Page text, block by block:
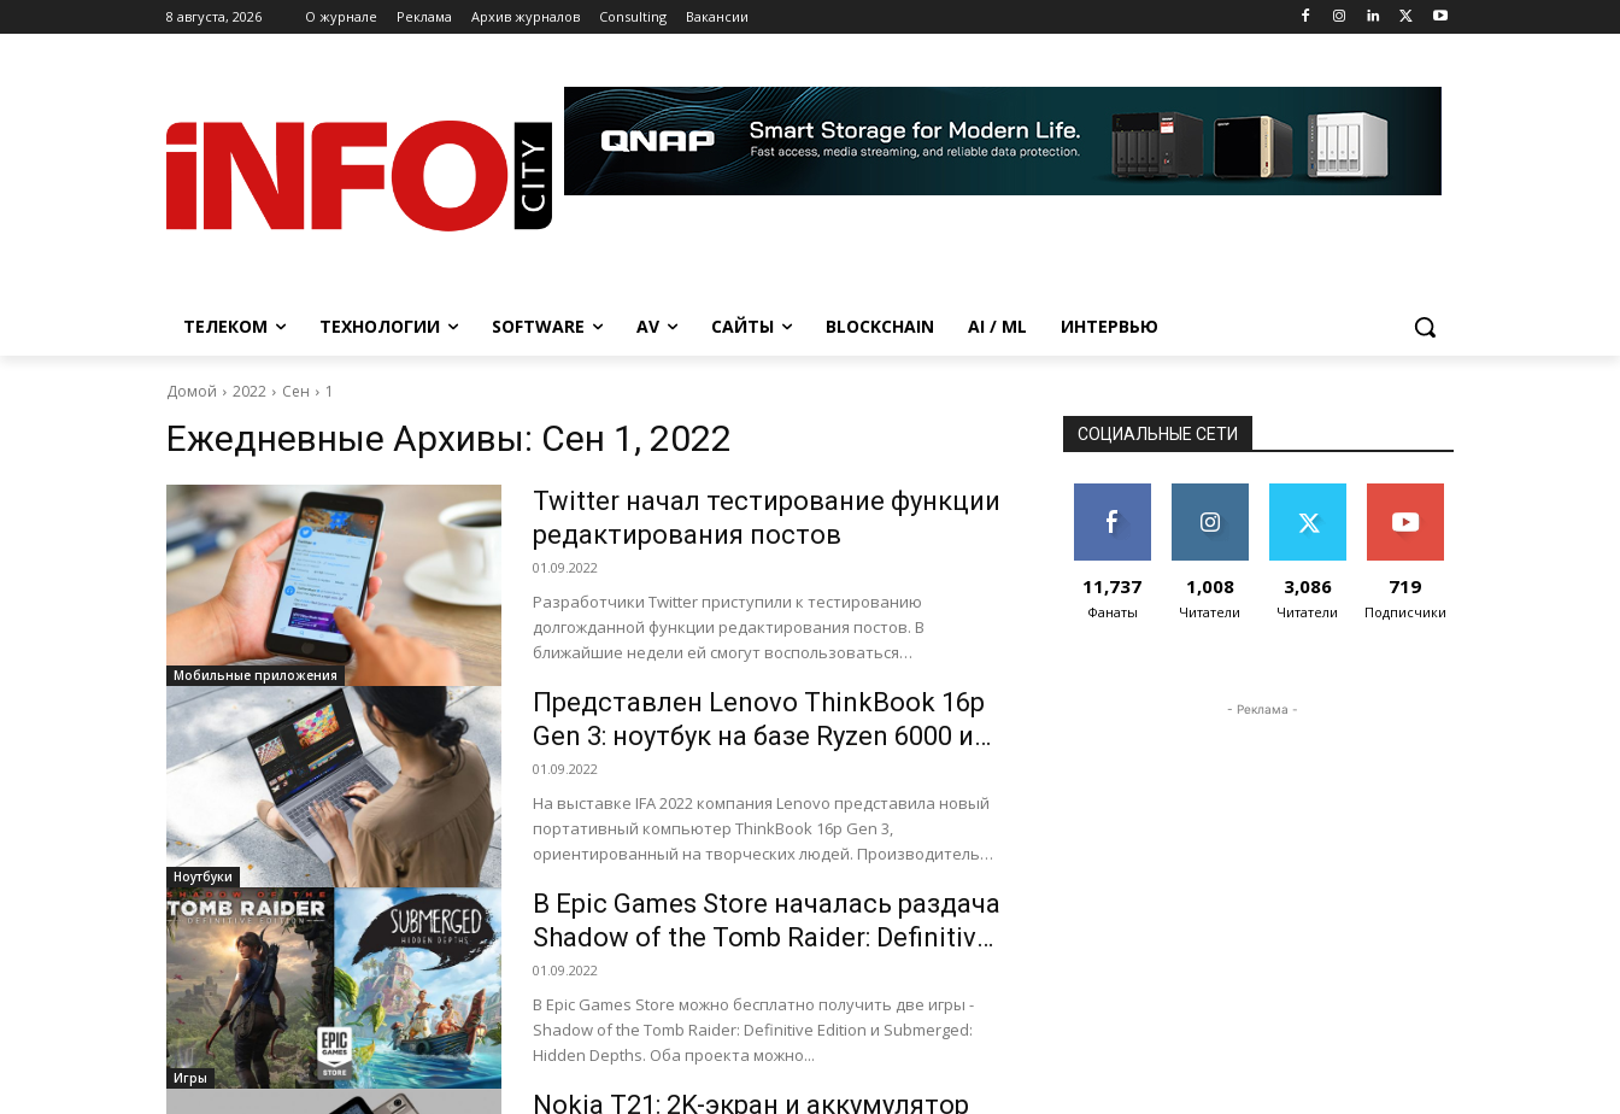
8 августа, 2026 O журнале Реклама Архив журналов Consulting Вакансии
ТЕЛЕКОМ ТЕХНОЛОГИИ SOFTWARE AV САЙТЫ BLOCKCHAIN AI / ML ИНТЕРВЬЮ
Домой 2022 Сен 1
Ежедневные Архивы: Сен 1, 2022
Мобильные приложения
Twitter начал тестирование функции
редактирования постов
01.09.2022
Разработчики Twitter приступили к тестированию
долгожданной функции редактирования постов. В
ближайшие недели ей смогут воспользоваться
говорится в блоге...
Ноутбуки
Представлен Lenovo ThinkBook 16p
Gen 3: ноутбук на базе Ryzen 6000 и
GeForce RTX 3060
01.09.2022
На выставке IFA 2022 компания Lenovo представила новый
портативный компьютер ThinkBook 16p Gen 3,
ориентированный на творческих людей. Производитель
Игры
В Epic Games Store началась раздача
Shadow of the Tomb Raider: Definitive
Edition и Submerged: Hidden Depths.
01.09.2022
В Epic Games Store можно бесплатно получить две игры -
Shadow of the Tomb Raider: Definitive Edition и Submerged:
Hidden Depths. Оба проекта можно...
Nokia T21: 2K-экран и аккумулятор
СОЦИАЛЬНЫЕ СЕТИ
11,737
Фанаты
1,008
Читатели
3,086
Читатели
719
Подписчики
- Реклама -